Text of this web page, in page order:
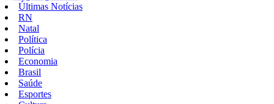
Últimas Notícias
RN
Natal
Política
Polícia
Economia
Brasil
Saúde
Esportes